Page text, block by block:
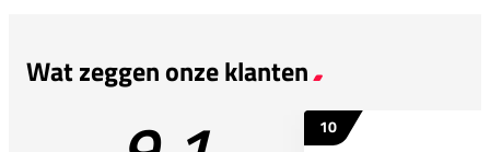
Wat zeggen onze klanten
10